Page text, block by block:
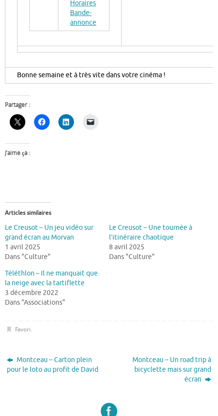
Horaires
Bande-
annonce
Bonne semaine et à très vite dans votre cinéma !
Partager :
J’aime ça :
Articles similaires
Le Creusot – Un jeu vidéo sur
grand écran au Morvan
1 avril 2025
Dans "Culture"
Le Creusot – Une tournée à
l’itinéraire chaotique
8 avril 2025
Dans "Culture"
Téléthlon – Il ne manquait que
la neige avec la tartiflette
3 décembre 2022
Dans "Associations"
Favori.
Montceau – Carton plein
pour le loto au profit de David
Montceau – Un road trip à
bicyclette mais sur grand
écran